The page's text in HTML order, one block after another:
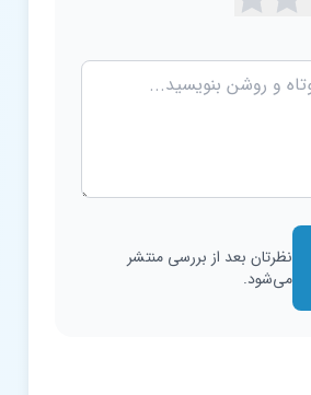
نظرتان بعد از بررسی منتشر
می‌شود.